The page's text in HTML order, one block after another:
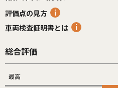
評価点の見方
車両検査証明書とは
総合評価
最高